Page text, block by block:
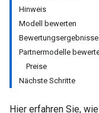
Hinweis
Modell bewerten
Partnermodelle
Preise
Nächste Schritte
Hier erfahren Sie,